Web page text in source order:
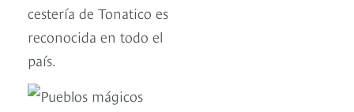
cestería de Tonatico es
reconocida en todo el
país.